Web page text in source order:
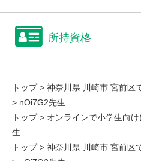
所持資格
トップ> 神奈川県 川崎市 宮前区
> nOi7G2先生
トップ> オンラインで小学生向
生
トップ> 神奈川県 川崎市 宮前区